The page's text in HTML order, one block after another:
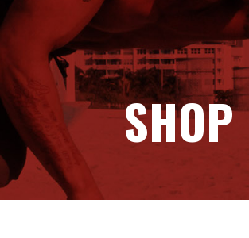
SHOP